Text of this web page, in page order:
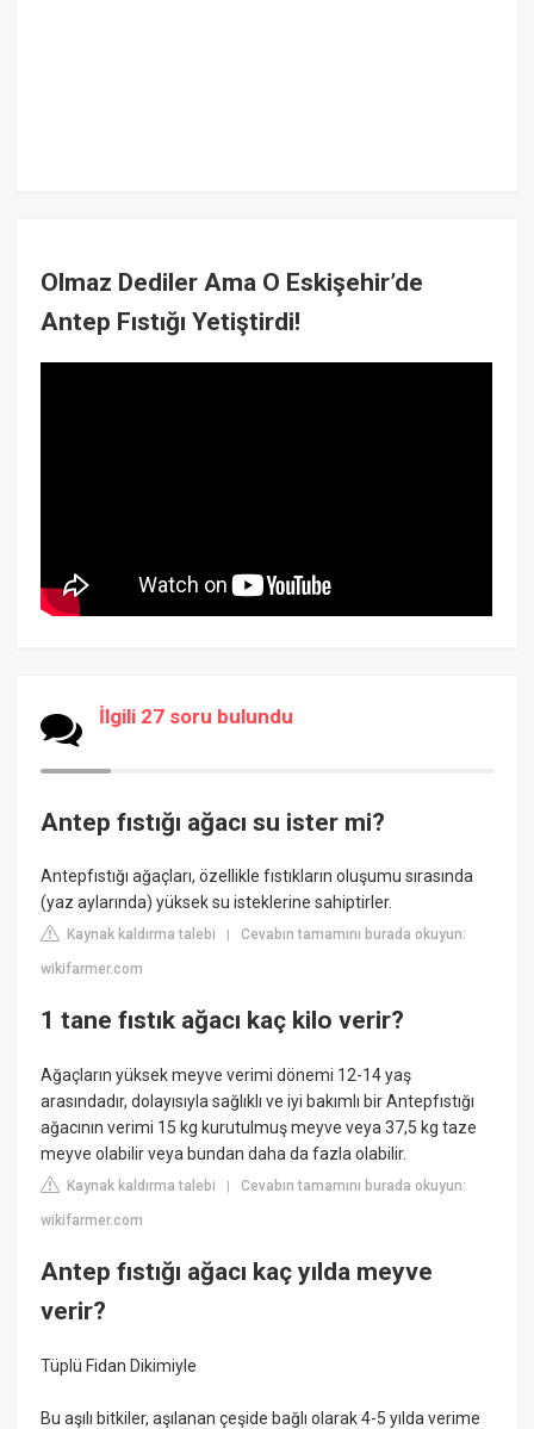
Olmaz Dediler Ama O Eskişehir’de
Antep Fıstığı Yetiştirdi!
İlgili 27 soru bulundu
Antep fıstığı ağacı su ister mi?
Antepfıstığı ağaçları, özellikle fıstıkların oluşumu sırasında
(yaz aylarında) yüksek su isteklerine sahiptirler.
Kaynak kaldırma talebi |Cevabın tamamını burada okuyun:
wikifarmer.com
1 tane fıstık ağacı kaç kilo verir?
Ağaçların yüksek meyve verimi dönemi 12-14 yaş
arasındadır, dolayısıyla sağlıklı ve iyi bakımlı bir Antepfıstığı
ağacının verimi 15 kg kurutulmuş meyve veya 37,5 kg taze
meyve olabilir veya bundan daha da fazla olabilir.
Kaynak kaldırma talebi |Cevabın tamamını burada okuyun:
wikifarmer.com
Antep fıstığı ağacı kaç yılda meyve
verir?
Tüplü Fidan Dikimiyle
Bu aşılı bitkiler, aşılanan çeşide bağlı olarak 4-5 yılda verime